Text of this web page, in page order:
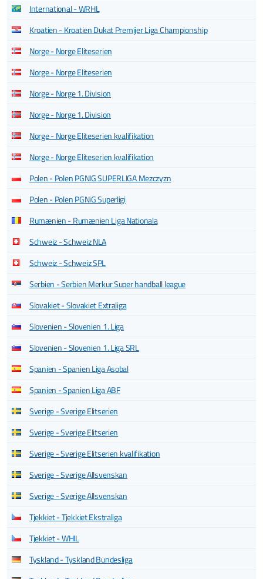
International - WRHL
Kroatien - Kroatien Dukat Premijer Liga Championship
Norge - Norge Eliteserien
Norge - Norge Eliteserien
Norge - Norge 1. Division
Norge - Norge 1. Division
Norge - Norge Eliteserien kvalifikation
Norge - Norge Eliteserien kvalifikation
Polen - Polen PGNIG SUPERLIGA Mezczyzn
Polen - Polen PGNiG Superligi
Rumænien - Rumænien Liga Nationala
Schweiz - Schweiz NLA
Schweiz - Schweiz SPL
Serbien - Serbien Merkur Super handball league
Slovakiet - Slovakiet Extraliga
Slovenien - Slovenien 1. Liga
Slovenien - Slovenien 1. Liga SRL
Spanien - Spanien Liga Asobal
Spanien - Spanien Liga ABF
Sverige - Sverige Elitserien
Sverige - Sverige Elitserien
Sverige - Sverige Elitserien kvalifikation
Sverige - Sverige Allsvenskan
Sverige - Sverige Allsvenskan
Tjekkiet - Tjekkiet Ekstraliga
Tjekkiet - WHIL
Tyskland - Tyskland Bundesliga